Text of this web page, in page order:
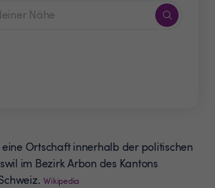
eine Ortschaft innerhalb der politischen
im Bezirk Arbon des Kantons
Wikipedia